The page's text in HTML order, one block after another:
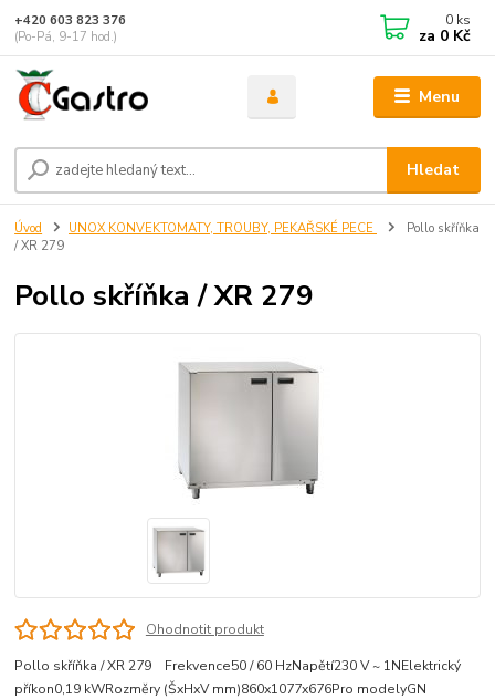
Menu
Hledat
+420 603 823 376
(Po-Pá, 9-17 hod.)
0 ks
za 0 Kč
Úvod UNOX KONVEKTOMATY, TROUBY, PEKAŘSKÉ PECE
Pollo skříňka
/ XR 279
Pollo skříňka / XR 279
Ohodnotit produkt
Pollo skříňka / XR 279 Frekvence50 / 60 HzNapětí230 V ~ 1NElektrický
příkon0,19 kWRozměry (ŠxHxV mm)860x1077x676Pro modelyGN